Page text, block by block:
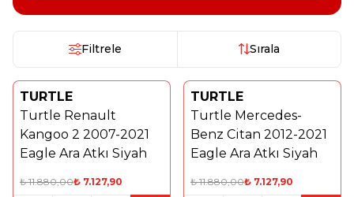
Filtrele Sırala
%40
TURTLE
Turtle Renault
Kangoo 2 2007-2021
Eagle Ara Atkı Siyah
₺11.880,00₺ 7.127,90
%40
TURTLE
Turtle Mercedes-
Benz Citan 2012-2021
Eagle Ara Atkı Siyah
₺11.880,00₺ 7.127,90